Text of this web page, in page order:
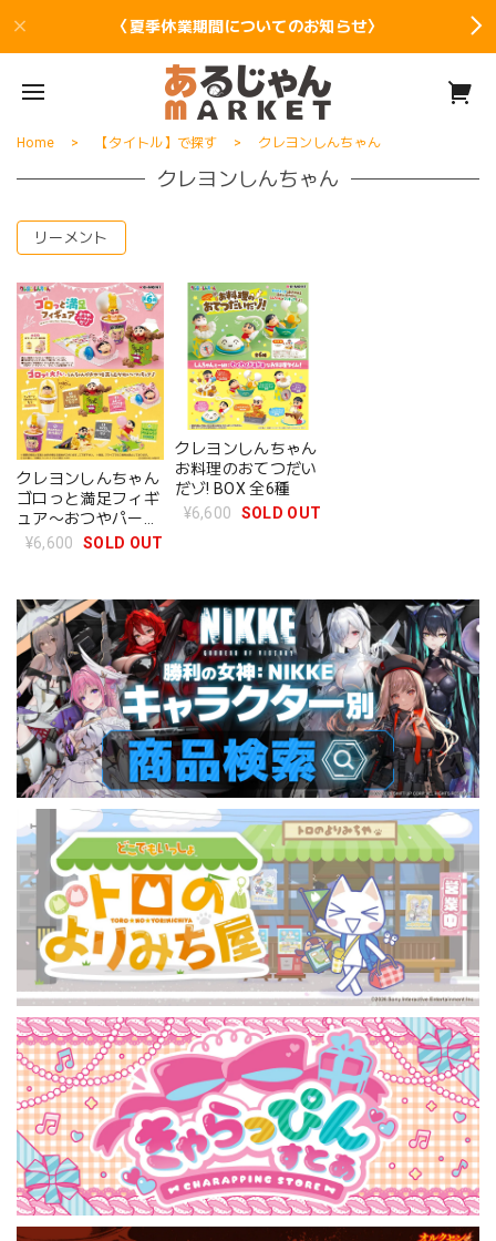
〈夏季休業期間についてのお知らせ〉
Home 【タイトル】で探す クレヨンしんちゃん
クレヨンしんちゃん
リーメント
クレヨンしんちゃん
ゴロっと満足フィギ
ュア〜おつやパーテ
ィーだゾ〜 BOX
¥6,600 SOLD OUT
クレヨンしんちゃん
お料理のおてつだい
だゾ! BOX 全6種
¥6,600
SOLD OUT